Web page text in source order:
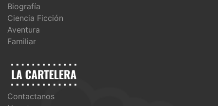
Biografía
Ciencia Ficción
Aventura
Familiar
Contactanos